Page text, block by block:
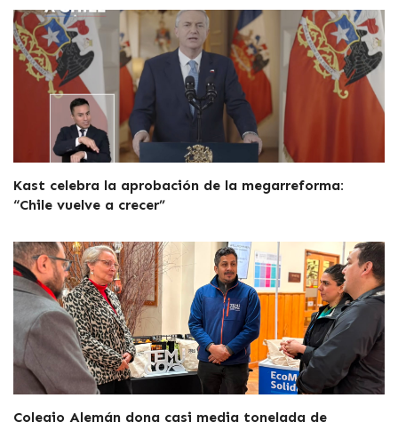
Kast celebra la aprobación de la megarreforma:
“Chile vuelve a crecer”
Colegio Alemán dona casi media tonelada de